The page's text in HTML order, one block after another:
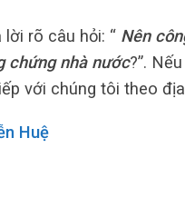
rõ câu hỏi: “ Nên
chứng nhà nước?”.
với chúng tôi theo
Huệ